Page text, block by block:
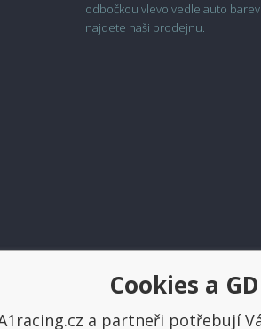
odbočkou vlevo vedle auto
najdete naši prodejnu.
Platba a doprava
Cookies a
a partneři potřebují